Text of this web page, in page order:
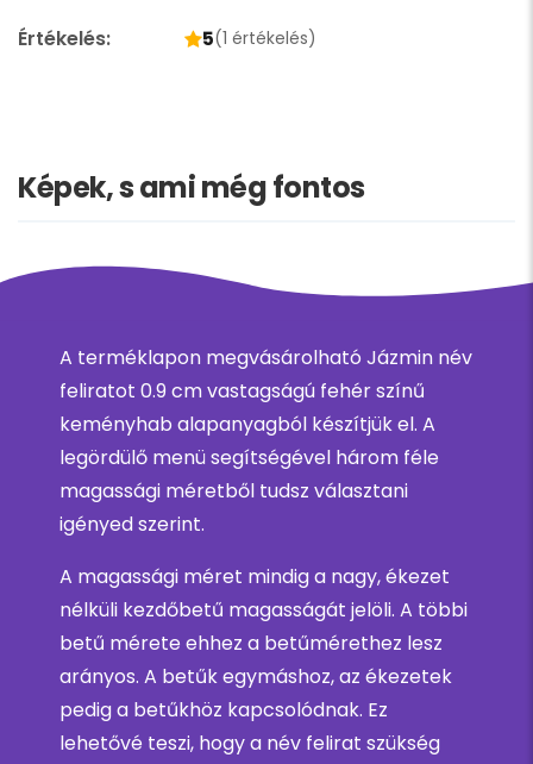
Értékelés: 5(1 értékelés)
Képek, s ami még fontos
A terméklapon megvásárolható Jázmin név
feliratot 0.9 cm vastagságú fehér színű
keményhab alapanyagból készítjük el. A
legördülő menü segítségével három féle
magassági méretből tudsz választani
igényed szerint.
A magassági méret mindig a nagy, ékezet
nélküli kezdőbetű magasságát jelöli. A többi
betű mérete ehhez a betűmérethez lesz
arányos. A betűk egymáshoz, az ékezetek
pedig a betűkhöz kapcsolódnak. Ez
lehetővé teszi, hogy a név felirat szükség